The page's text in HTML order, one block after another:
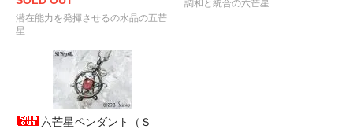
潜在能力を発揮させるの水晶の五芒
星
調和と統合の六芒星
六芒星ペンダント（Ｓ